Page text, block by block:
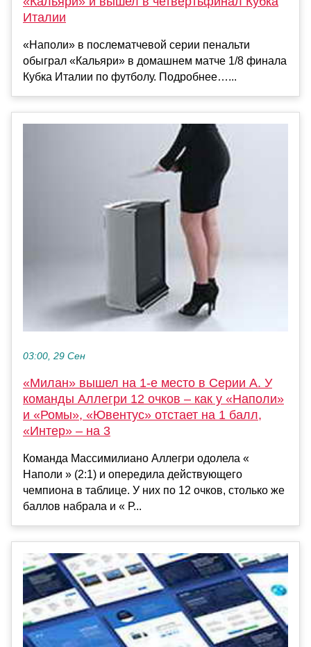
Италии
«Наполи» в послематчевой серии пенальти
обыграл «Кальяри» в домашнем матче 1/8 финала
Кубка Италии по футболу. Подробнее…...
03:00, 29 Сен
«Милан» вышел на 1-е место в Серии А. У
команды Аллегри 12 очков – как у «Наполи»
и «Ромы», «Ювентус» отстает на 1 балл,
«Интер» – на 3
Команда Массимилиано Аллегри одолела «
Наполи » (2:1) и опередила действующего
чемпиона в таблице. У них по 12 очков, столько же
баллов набрала и « Р...